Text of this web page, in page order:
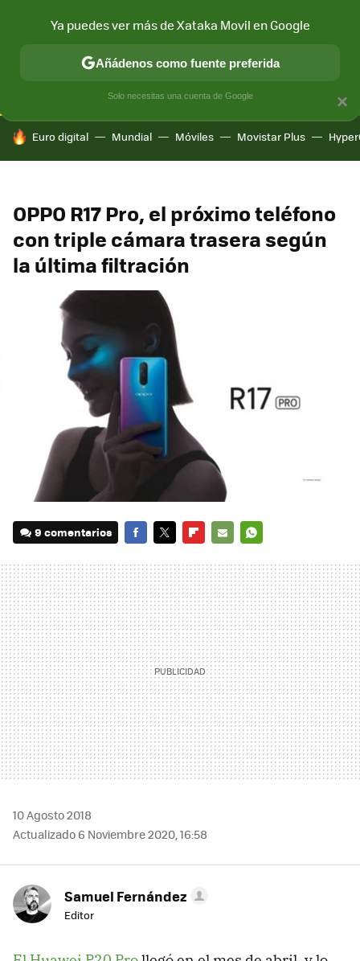
CONECTIVIDAD MÓVIL Y SOCIEDAD APLICACIONES
HOY SE HABLA DE
Euro digital Mundial Móviles Movistar Plus
OPPO R17 Pro, el próximo teléfono
con triple cámara trasera según
la última filtración
9 comentarios
MAIL
10 Agosto 2018
Actualizado 6 Noviembre 2020, 16:58
Samuel Fernández
Editor
×
Ya puedes ver más de Xataka Movil en Google
Añádenos como fuente preferida
Solo necesitas una cuenta de Google